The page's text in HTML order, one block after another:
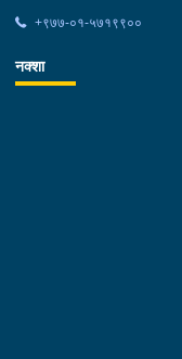
+९७७-०१-५७१९९००
नक्शा